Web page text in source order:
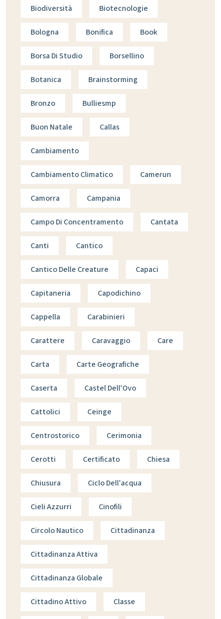
Biodiversità Biotecnologie
Bologna Bonifica Book
Borsa Di Studio Borsellino
Botanica Brainstorming
Bronzo Bulliesmp
Buon Natale Callas
Cambiamento
Cambiamento Climatico Camerun
Camorra Campania
Campo Di Concentramento Cantata
Canti Cantico
Cantico Delle Creature Capaci
Capitaneria Capodichino
Cappella Carabinieri
Carattere Caravaggio Care
Carta Carte Geografiche
Caserta Castel Dell'Ovo
Cattolici Ceinge
Centrostorico Cerimonia
Cerotti Certificato Chiesa
Chiusura Ciclo Dell'acqua
Cieli Azzurri Cinofili
Circolo Nautico Cittadinanza
Cittadinanza Attiva
Cittadinanza Globale
Cittadino Attivo Classe